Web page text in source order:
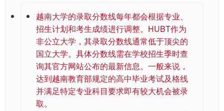
越南大学的录取分数线每年都会根据专业、
招生计划和考生成绩进行调整。HUBT作为
非公立大学，其录取分数线通常低于顶尖的
国立大学。具体分数线需在学校招生季时查
询其官方网站公布的最新信息。一般来说，
达到越南教育部规定的高中毕业考试及格线
并满足特定专业科目要求即有较大机会被录
取。